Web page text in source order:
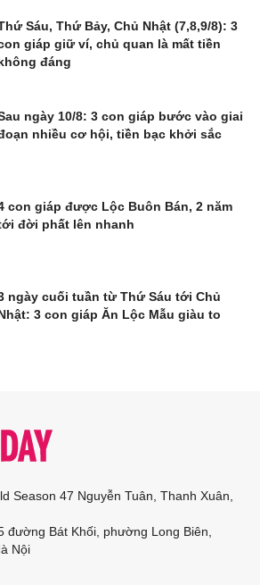
Sáu, Thứ Bảy, Chủ Nhật (7,8,9/8): 3
giáp giữ ví, chủ quan là mất tiền
đáng
ngày 10/8: 3 con giáp bước vào giai
nhiều cơ hội, tiền bạc khởi sắc
con giáp được Lộc Buôn Bán, 2 năm
đời phất lên nhanh
ngày cuối tuần từ Thứ Sáu tới Chủ
3 con giáp Ăn Lộc Mẫu giàu to
Season 47 Nguyễn Tuân, Thanh Xuân,
đường Bát Khối, phường Long Biên,
Nội